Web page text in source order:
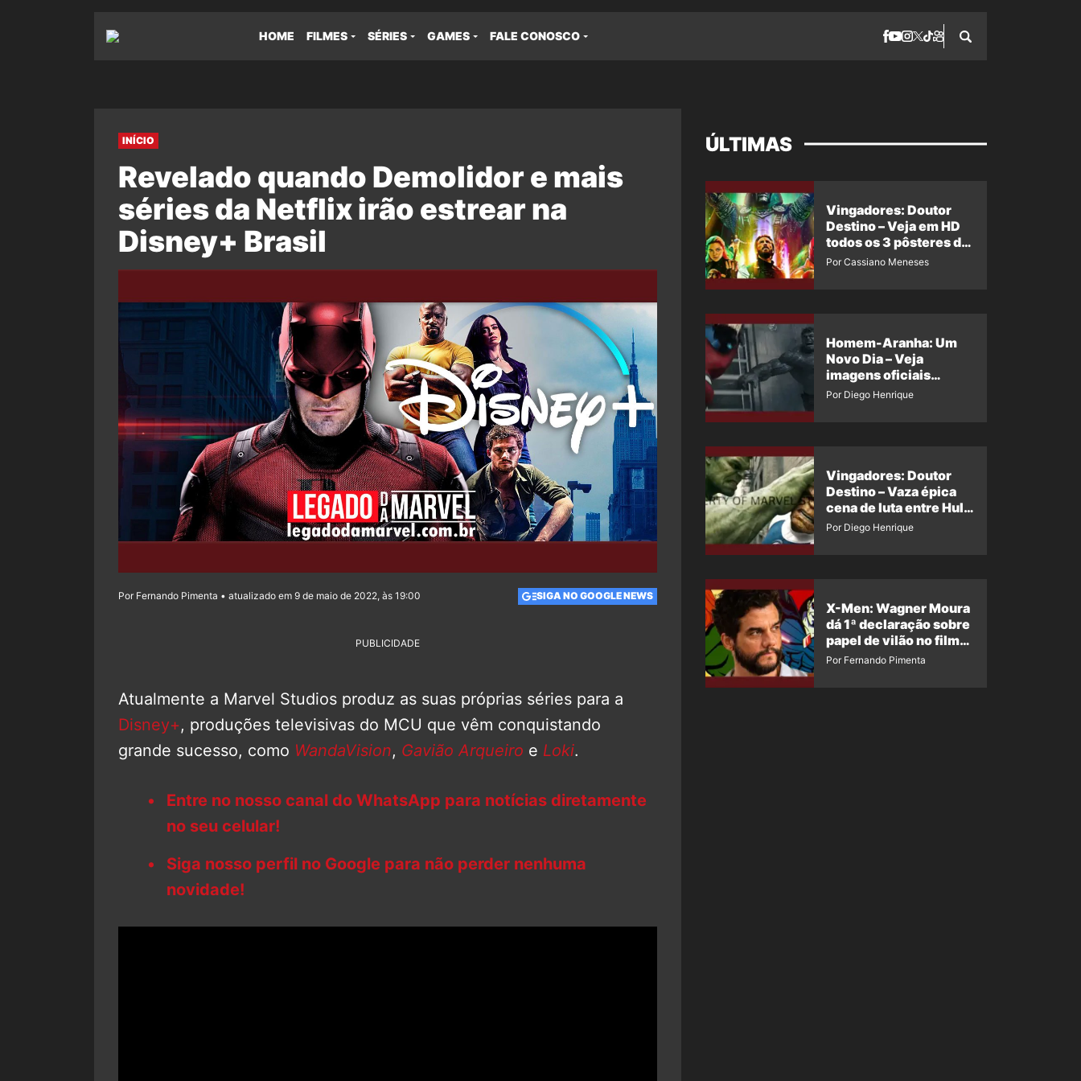
HOME FILMES SÉRIES GAMES FALE CONOSCO
INÍCIO
Revelado quando Demolidor e mais
séries da Netflix irão estrear na
Disney+ Brasil
Por Fernando Pimenta • atualizado em 9 de maio de 2022, às 19:00 SIGA NO GOOGLE NEWS
PUBLICIDADE
Atualmente a Marvel Studios produz as suas próprias séries para a
Disney+, produções televisivas do MCU que vêm conquistando
grande sucesso, como WandaVision, Gavião Arqueiro e Loki.
Entre no nosso canal do WhatsApp para notícias diretamente
no seu celular!
Siga nosso perfil no Google para não perder nenhuma
novidade!
ÚLTIMAS
Vingadores: Doutor
Destino – Veja em HD
todos os 3 pôsteres de
‘Doomsday’ + 1 imagem
Por Cassiano Meneses
Homem-Aranha: Um
Novo Dia – Veja
imagens oficiais
descartadas do Hulk
Por Diego Henrique
Vingadores: Doutor
Destino – Vaza épica
cena de luta entre Hulk
e o Coisa
Por Diego Henrique
X-Men: Wagner Moura
dá 1ª declaração sobre
papel de vilão no filme
da Marvel
Por Fernando Pimenta